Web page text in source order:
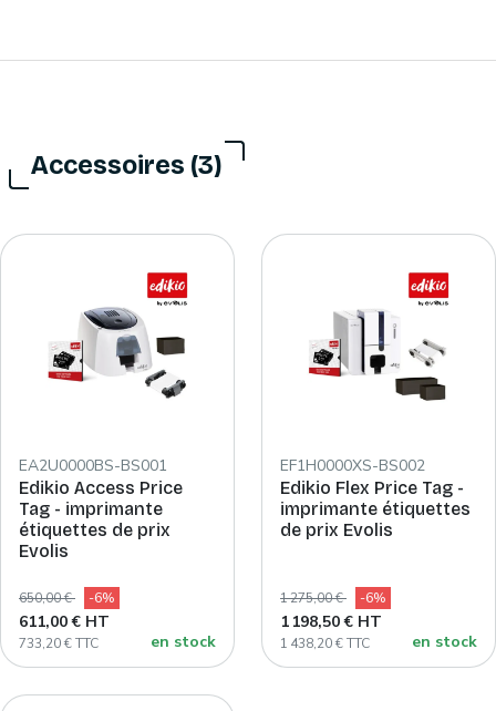
Accessoires (3)
EA2U0000BS-BS001
Edikio Access Price
Tag - imprimante
étiquettes de prix
Evolis
650,00 € -6%
611,00 € HT
733,20 € TTC en stock
EF1H0000XS-BS002
Edikio Flex Price Tag -
imprimante étiquettes
de prix Evolis
1 275,00 € -6%
1 198,50 € HT
1 438,20 € TTC en stock